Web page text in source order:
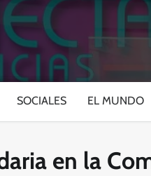
SOCIALES EL MUNDO
en la